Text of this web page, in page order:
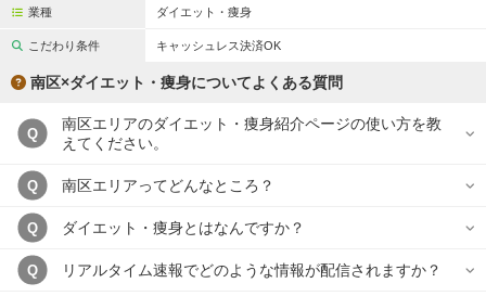
駅から徒歩5分以内
こだわり条件を変更
閉じる
業種 ダイエット・痩身
こだわり条件 キャッシュレス決済OK
南区×ダイエット・痩身についてよくある質問
Q
南区エリアのダイエット・痩身紹介ページの使い方を教
えてください。
Q 南区エリアってどんなところ？
Q ダイエット・痩身とはなんですか？
Q リアルタイム速報でどのような情報が配信されますか？